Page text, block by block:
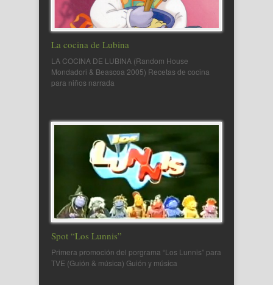
La cocina de Lubina
LA COCINA DE LUBINA (Random House
Mondadori & Beascoa 2005) Recetas de cocina
para niños narrada
Spot “Los Lunnis”
Primera promoción del porgrama “Los Lunnis” para
TVE (Guión & música) Guión y música